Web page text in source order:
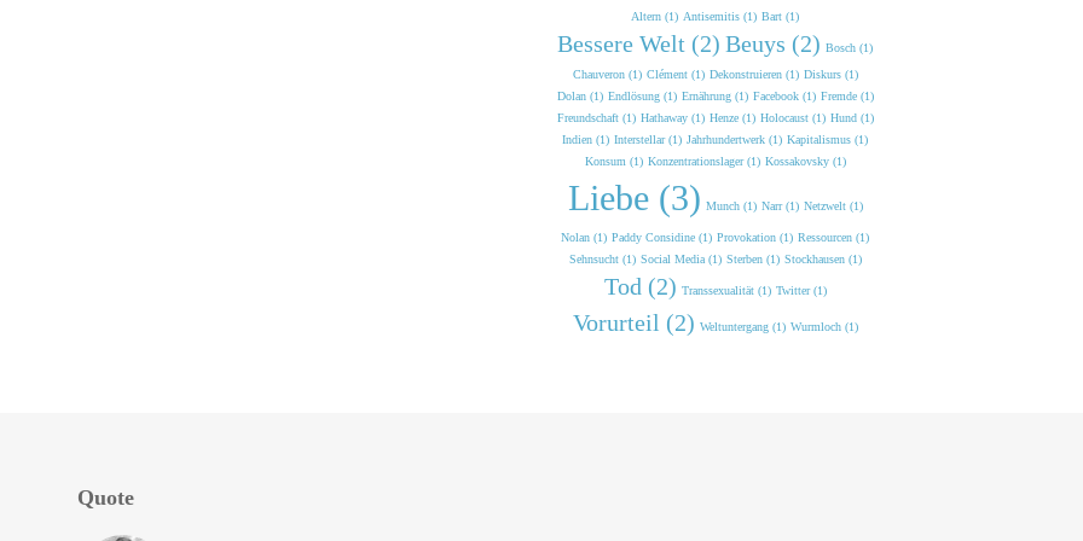
Altern (1) Antisemitis (1) Bart (1)
Bessere Welt (2) Beuys (2) Bosch (1)
Chauveron (1) Clément (1) Dekonstruieren (1) Diskurs (1)
Dolan (1) Endlösung (1) Ernährung (1) Facebook (1) Fremde (1)
Freundschaft (1) Hathaway (1) Henze (1) Holocaust (1) Hund (1)
Indien (1) Interstellar (1) Jahrhundertwerk (1) Kapitalismus (1)
Konsum (1) Konzentrationslager (1) Kossakovsky (1)
Liebe (3) Munch (1) Narr (1) Netzwelt (1)
Nolan (1) Paddy Considine (1) Provokation (1) Ressourcen (1)
Sehnsucht (1) Social Media (1) Sterben (1) Stockhausen (1)
Tod (2) Transsexualität (1) Twitter (1)
Vorurteil (2) Weltuntergang (1) Wurmloch (1)
Quote